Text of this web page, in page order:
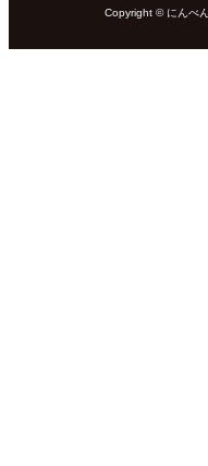
Copyright © にんべ